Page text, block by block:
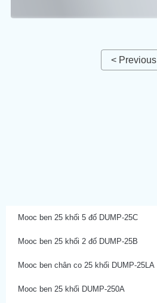
< Previous
Mooc ben 25 khối 5 đố DUMP-25C
Mooc ben 25 khối 2 đố DUMP-25B
Mooc ben chân co 25 khối DUMP-25LA
Mooc ben 25 khối DUMP-250A